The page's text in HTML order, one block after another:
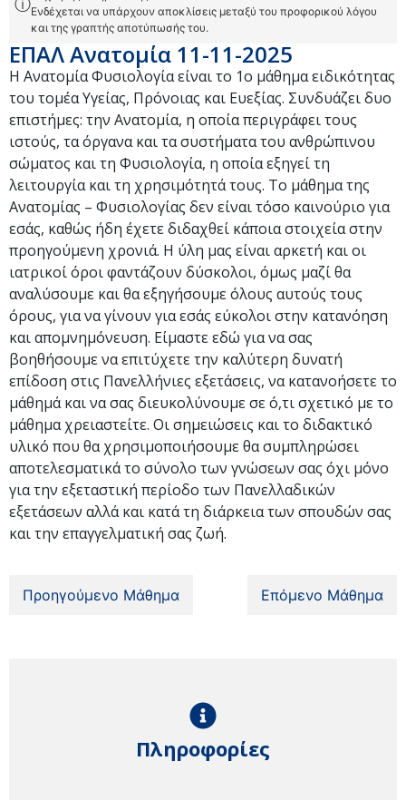
Ενδέχεται να υπάρχουν αποκλίσεις μεταξύ του προφορικού λόγου
και της γραπτής αποτύπωσής του.
ΕΠΑΛ Ανατομία 11-11-2025
Η Ανατομία Φυσιολογία είναι το 1ο μάθημα ειδικότητας
του τομέα Υγείας, Πρόνοιας και Ευεξίας. Συνδυάζει δυο
επιστήμες: την Ανατομία, η οποία περιγράφει τους
ιστούς, τα όργανα και τα συστήματα του ανθρώπινου
σώματος και τη Φυσιολογία, η οποία εξηγεί τη
λειτουργία και τη χρησιμότητά τους. Το μάθημα της
Ανατομίας – Φυσιολογίας δεν είναι τόσο καινούριο για
εσάς, καθώς ήδη έχετε διδαχθεί κάποια στοιχεία στην
προηγούμενη χρονιά. Η ύλη μας είναι αρκετή και οι
ιατρικοί όροι φαντάζουν δύσκολοι, όμως μαζί θα
αναλύσουμε και θα εξηγήσουμε όλους αυτούς τους
όρους, για να γίνουν για εσάς εύκολοι στην κατανόηση
και απομνημόνευση. Είμαστε εδώ για να σας
βοηθήσουμε να επιτύχετε την καλύτερη δυνατή
επίδοση στις Πανελλήνιες εξετάσεις, να κατανοήσετε το
μάθημά και να σας διευκολύνουμε σε ό,τι σχετικό με το
μάθημα χρειαστείτε. Οι σημειώσεις και το διδακτικό
υλικό που θα χρησιμοποιήσουμε θα συμπληρώσει
αποτελεσματικά το σύνολο των γνώσεων σας όχι μόνο
για την εξεταστική περίοδο των Πανελλαδικών
εξετάσεων αλλά και κατά τη διάρκεια των σπουδών σας
και την επαγγελματική σας ζωή.
Προηγούμενο Μάθημα Επόμενο Μάθημα
Πληροφορίες